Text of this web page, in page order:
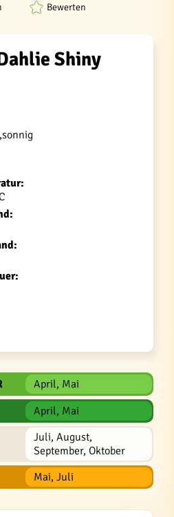
Bewerten
Shiny
April, Mai
April, Mai
Juli, August,
September, Oktober
Mai, Juli